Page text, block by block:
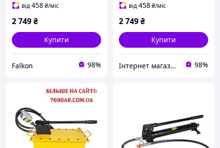
від458₴/міс
2 749₴
Купити
Falkon 98%
від458₴/міс
2 749₴
Купити
Інтернет магазин " Korvet " 98%